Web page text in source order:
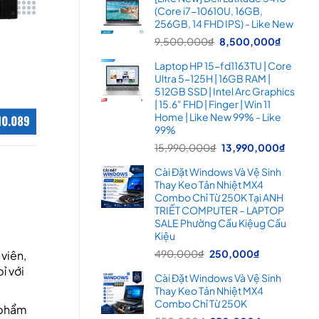
16,900,000₫.
(Core i7-10610U, 16GB,
256GB, 14 FHD IPS) - Like New
9,500,000₫ Giá
là:
9,500,000₫.
8,500,000₫
tại
là:
Laptop HP 15-fd1163TU | Core
Ultra 5-125H | 16GB RAM |
512GB SSD | Intel Arc Graphics
| 15.6" FHD | Finger | Win 11
Home | Like New 99% - Like
99%
15,990,000₫ Giá
là:
15,990,000₫.
13,990,000₫
Cài Đặt Windows Và Vệ Sinh
Thay Keo Tản Nhiệt MX4
Combo Chỉ Từ 250K Tại ANH
TRIẾT COMPUTER – LAPTOP
SALE Phường Cầu Kiệug Cầu
Kiệu
490,000₫ Giá
là:
490,000₫.
250,000₫
tại
là:
Cài Đặt Windows Và Vệ Sinh
Thay Keo Tản Nhiệt MX4
Combo Chỉ Từ 250K
với